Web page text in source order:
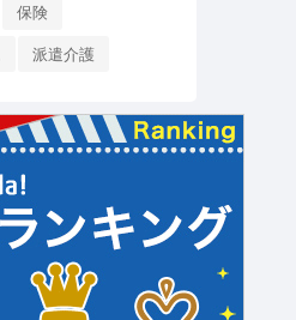
保険
派遣介護